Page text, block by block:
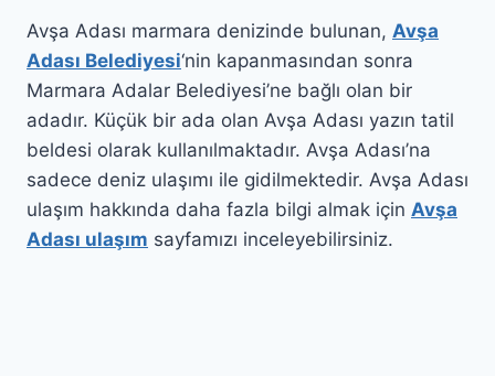
Avşa Adası marmara denizinde bulunan, Avşa
Adası Belediyesi‘nin kapanmasından sonra
Marmara Adalar Belediyesi’ne bağlı olan bir
adadır. Küçük bir ada olan Avşa Adası yazın tatil
beldesi olarak kullanılmaktadır. Avşa Adası’na
sadece deniz ulaşımı ile gidilmektedir. Avşa Adası
ulaşım hakkında daha fazla bilgi almak için Avşa
Adası ulaşım sayfamızı inceleyebilirsiniz.